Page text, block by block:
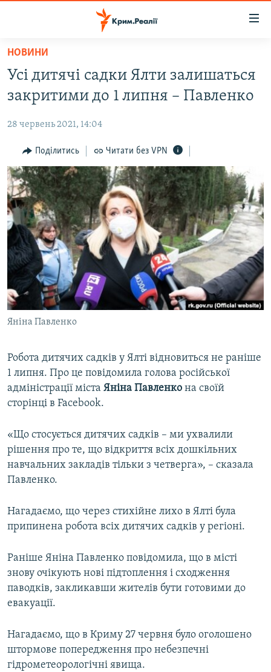
Перейти
основного
матеріалу
Перейти
до
навігації
Перейти
до
пошуку
ВОДА.КРИМ
ВІДЕО ТА ФОТО
ПОЛІТИКА
БЛОГИ
ПОГЛЯД
ІНТЕРВ'Ю
ВСЕ ЗА ДЕНЬ
СПЕЦПРОЕКТИ
ДЕПОРТАЦІЯ
ВІДЕОУРОКИ «ELIFBE»
СВІДЧЕННЯ ОКУПАЦІЇ
УКРАЇНСЬКА ПРОБЛЕМА КРИМУ
ЯК ОБІЙТИ БЛОКУВАННЯ
Русский
Qırımtatar
Усі сайти RFE/RL
НОВИНИ
Усі дитячі садки Ялти залишаться
закритими до 1 липня – Павленко
28 червень 2021, 14:04
Поділитись Читати без VPN
Яніна Павленко
Робота дитячих садків у Ялті відновиться не раніше
1 липня. Про це повідомила голова російської
адміністрації міста Яніна Павленко на своїй
сторінці в Facebook.
«Що стосується дитячих садків – ми ухвалили
рішення про те, що відкриття всіх дошкільних
навчальних закладів тільки з четверга», – сказала
Павленко.
Нагадаємо, що через стихійне лихо в Ялті була
припинена робота всіх дитячих садків у регіоні.
Раніше Яніна Павленко повідомила, що в місті
знову очікують нові підтоплення і сходження
паводків, закликавши жителів бути готовими до
евакуації.
Нагадаємо, що в Криму 27 червня було оголошено
штормове попередження про небезпечні
гідрометеорологічні явища.